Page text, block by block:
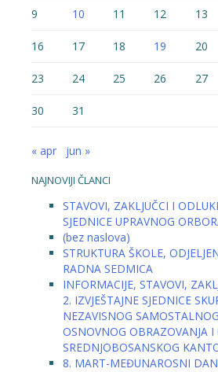
9 10 11 12 13
16 17 18 19 20
23 24 25 26 27
30 31
« apr jun »
NAJNOVIJI ČLANCI
STAVOVI, ZAKLJUČCI I
SJEDNICE UPRAVNOG
(bez naslova)
STRUKTURA ŠKOLE,
RADNA SEDMICA
INFORMACIJE, STAVOVI,
2. IZVJEŠTAJNE SJEDNICE
NEZAVISNOG
OSNOVNOG OBRAZOVANJA I
SREDNJOBOSANSKOG
8. MART-MEĐUNAROSNI